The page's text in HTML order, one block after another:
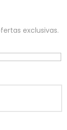
exclusivas.